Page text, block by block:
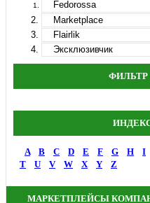
Fedorossa
Marketplace
Flairlik
Эксклюзивчик
ФИЛЬТР
A B C D E F G H I
T
U V W X Y Z
МАРКЕТПЛЕЙСЫ